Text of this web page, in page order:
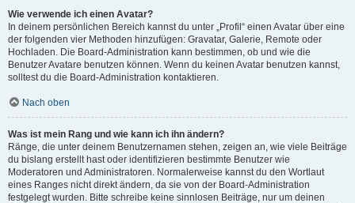
Wie verwende ich einen Avatar?
In deinem persönlichen Bereich kannst du unter „Profil“ einen Avatar über eine
der folgenden vier Methoden hinzufügen: Gravatar, Galerie, Remote oder
Hochladen. Die Board-Administration kann bestimmen, ob und wie die
Benutzer Avatare benutzen können. Wenn du keinen Avatar benutzen kannst,
solltest du die Board-Administration kontaktieren.
Nach oben
Was ist mein Rang und wie kann ich ihn ändern?
Ränge, die unter deinem Benutzernamen stehen, zeigen an, wie viele Beiträge
du bislang erstellt hast oder identifizieren bestimmte Benutzer wie
Moderatoren und Administratoren. Normalerweise kannst du den Wortlaut
eines Ranges nicht direkt ändern, da sie von der Board-Administration
festgelegt wurden. Bitte schreibe keine sinnlosen Beiträge, nur um deinen